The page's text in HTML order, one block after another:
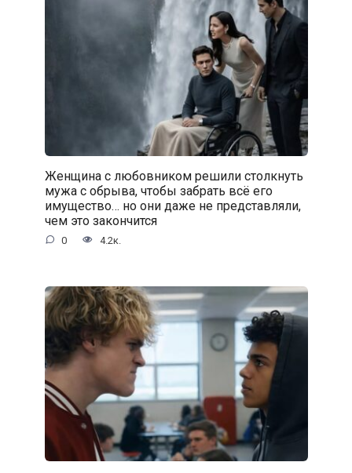
Женщина с любовником решили столкнуть
мужа с обрыва, чтобы забрать всё его
имущество… но они даже не представляли,
чем это закончится
0 4.2к.